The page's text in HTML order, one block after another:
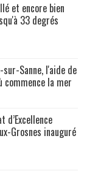
et encore bien
33 degrés
Sanne, l'aide de
commence la mer
d’Excellence
Grosnes inauguré